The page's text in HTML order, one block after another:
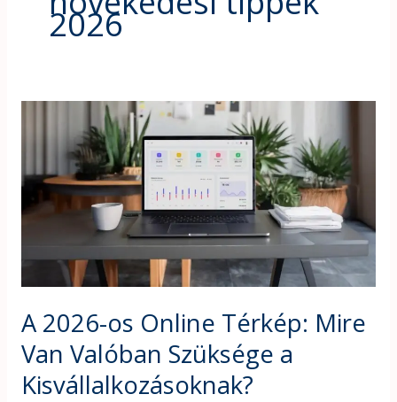
2026
A 2026-os Online Térkép: Mire
Van Valóban Szüksége a
Kisvállalkozásoknak?
Online
Térkép:
Mire
Van
Valóban
Szüksége
Kisvállalkozásoknak?